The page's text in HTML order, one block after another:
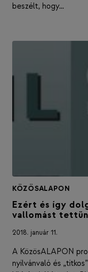
beszélt, hogy…
KÖZÖSALAPON
Ezért és így
vallomást
2018. január 11.
A KözösALAPON
nyilvánvaló és